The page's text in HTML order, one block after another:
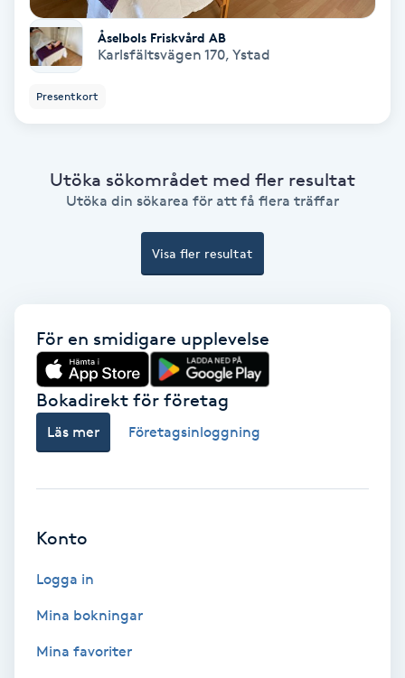
Skäggtrimmning
Skönhet
Spa manikyr & pedikyr
Spa-pedikyr
Spraytan
Svensk massage
Svettbehandling
Åselbols Friskvård AB
Karlsfältsvägen 170, Ystad
Presentkort
Utöka sökområdet med fler resultat
Utöka din sökarea för att få flera träffar
Visa fler resultat
För en smidigare upplevelse
Bokadirekt för företag
Läs mer Företagsinloggning
Konto
Logga in
Mina bokningar
Mina favoriter